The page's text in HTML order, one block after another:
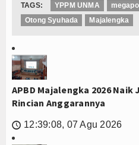
TAGS: YPPM UNMA
Otong Syuhada
Majalengka
APBD Majalengka 2026 Naik
Rincian Anggarannya
🕔 12:39:08, 07 Agu 2026